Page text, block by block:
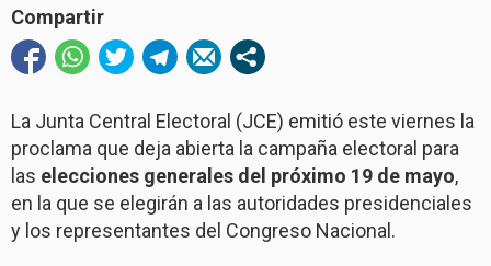
Compartir
La Junta Central Electoral (JCE) emitió este viernes la
proclama que deja abierta la campaña electoral para
las elecciones generales del próximo 19 de mayo,
en la que se elegirán a las autoridades presidenciales
y los representantes del Congreso Nacional.